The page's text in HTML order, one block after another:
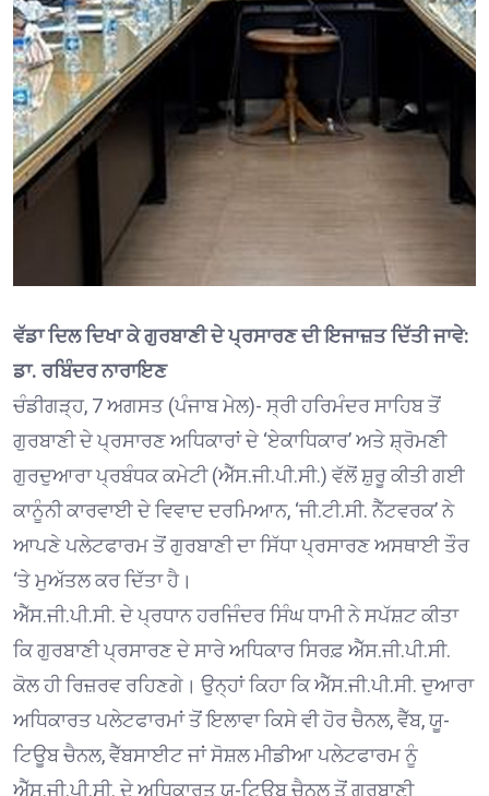
ਵੱਡਾ ਦਿਲ ਦਿਖਾ ਕੇ ਗੁਰਬਾਣੀ ਦੇ ਪ੍ਰਸਾਰਣ ਦੀ ਇਜਾਜ਼ਤ ਦਿੱਤੀ ਜਾਵੇ:
ਡਾ. ਰਬਿੰਦਰ ਨਾਰਾਇਣ
ਚੰਡੀਗੜ੍ਹ, 7 ਅਗਸਤ (ਪੰਜਾਬ ਮੇਲ)- ਸ੍ਰੀ ਹਰਿਮੰਦਰ ਸਾਹਿਬ ਤੋਂ
ਗੁਰਬਾਣੀ ਦੇ ਪ੍ਰਸਾਰਣ ਅਧਿਕਾਰਾਂ ਦੇ ‘ਏਕਾਧਿਕਾਰ’ ਅਤੇ ਸ਼੍ਰੋਮਣੀ
ਗੁਰਦੁਆਰਾ ਪ੍ਰਬੰਧਕ ਕਮੇਟੀ (ਐੱਸ.ਜੀ.ਪੀ.ਸੀ.) ਵੱਲੋਂ ਸ਼ੁਰੂ ਕੀਤੀ ਗਈ
ਕਾਨੂੰਨੀ ਕਾਰਵਾਈ ਦੇ ਵਿਵਾਦ ਦਰਮਿਆਨ, ‘ਜੀ.ਟੀ.ਸੀ. ਨੈੱਟਵਰਕ’ ਨੇ
ਆਪਣੇ ਪਲੇਟਫਾਰਮ ਤੋਂ ਗੁਰਬਾਣੀ ਦਾ ਸਿੱਧਾ ਪ੍ਰਸਾਰਣ ਅਸਥਾਈ ਤੌਰ
‘ਤੇ ਮੁਅੱਤਲ ਕਰ ਦਿੱਤਾ ਹੈ।
ਐੱਸ.ਜੀ.ਪੀ.ਸੀ. ਦੇ ਪ੍ਰਧਾਨ ਹਰਜਿੰਦਰ ਸਿੰਘ ਧਾਮੀ ਨੇ ਸਪੱਸ਼ਟ ਕੀਤਾ
ਕਿ ਗੁਰਬਾਣੀ ਪ੍ਰਸਾਰਣ ਦੇ ਸਾਰੇ ਅਧਿਕਾਰ ਸਿਰਫ਼ ਐੱਸ.ਜੀ.ਪੀ.ਸੀ.
ਕੋਲ ਹੀ ਰਿਜ਼ਰਵ ਰਹਿਣਗੇ। ਉਨ੍ਹਾਂ ਕਿਹਾ ਕਿ ਐੱਸ.ਜੀ.ਪੀ.ਸੀ. ਦੁਆਰਾ
ਅਧਿਕਾਰਤ ਪਲੇਟਫਾਰਮਾਂ ਤੋਂ ਇਲਾਵਾ ਕਿਸੇ ਵੀ ਹੋਰ ਚੈਨਲ, ਵੈੱਬ, ਯੂ-
ਟਿਊਬ ਚੈਨਲ, ਵੈੱਬਸਾਈਟ ਜਾਂ ਸੋਸ਼ਲ ਮੀਡੀਆ ਪਲੇਟਫਾਰਮ ਨੂੰ
ਐੱਸ.ਜੀ.ਪੀ.ਸੀ. ਦੇ ਅਧਿਕਾਰਤ ਯੂ-ਟਿਊਬ ਚੈਨਲ ਤੋਂ ਗੁਰਬਾਣੀ